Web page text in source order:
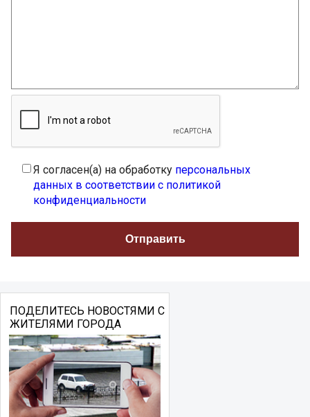
Я согласен(а) на обработку персональных
данных в соответствии с политикой
конфиденциальности
ПОДЕЛИТЕСЬ НОВОСТЯМИ С
ЖИТЕЛЯМИ ГОРОДА